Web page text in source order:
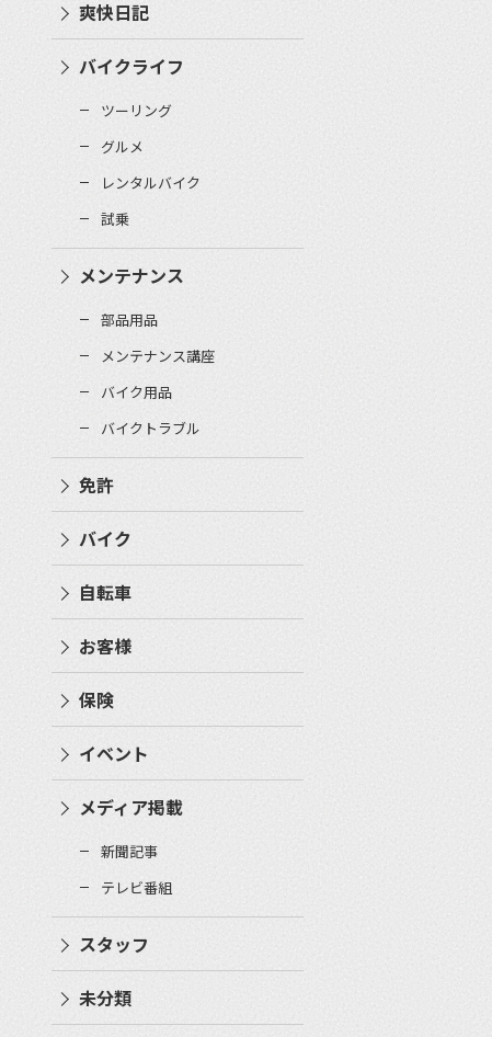
爽快日記
バイクライフ
ツーリング
グルメ
レンタルバイク
試乗
メンテナンス
部品用品
メンテナンス講座
バイク用品
バイクトラブル
免許
バイク
自転車
お客様
保険
イベント
メディア掲載
新聞記事
テレビ番組
スタッフ
未分類